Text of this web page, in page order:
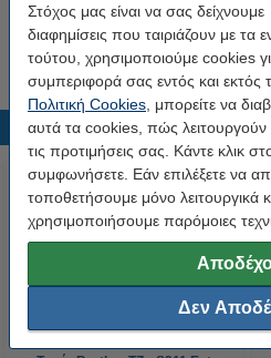
Στόχος μας είναι να σας δείχνουμε
διαφημίσεις που ταιριάζουν με τα
τούτου, χρησιμοποιούμε cookies
συμπεριφορά σας εντός και εκτός
Πολιτική Cookies , μπορείτε να
αυτά τα cookies, πώς
τις προτιμήσεις σας. Κάντε κλικ
συμφωνήσετε. Εάν επιλέξετε να
τοποθετήσουμε μόνο λειτουργικά
χρησιμοποιήσουμε παρόμοιες
Δεν
Tip
Προτίμησε το συμβατό προϊόν της
Δημοφιλή
Η έκδοση 123ink αντικαθιστά